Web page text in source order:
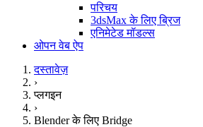
परिचय
3dsMax के लिए ब्रिज
एनिमेटेड मॉडल्स
ओपन वेब ऐप
दस्तावेज़
›
प्लगइन
›
Blender के लिए Bridge